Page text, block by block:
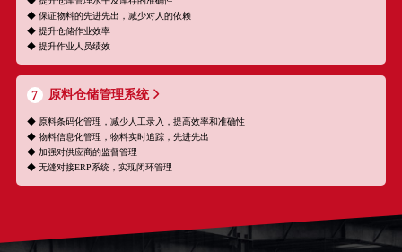
◆ 保证物料的先进先出，减少对人的依赖
◆ 提升仓储作业效率
◆ 提升作业人员绩效
7 原料仓储管理系统
◆ 原料条码化管理，减少人工录入，提高效率和准确性
◆ 物料信息化管理，物料实时追踪，先进先出
◆ 加强对供应商的监督管理
◆ 无缝对接ERP系统，实现闭环管理